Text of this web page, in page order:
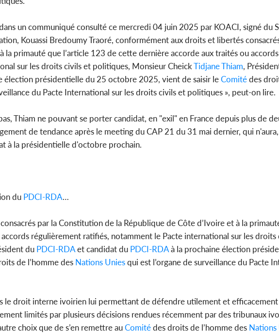
un communiqué consulté ce mercredi 04 juin 2025 par KOACI, signé du
Kouassi Bredoumy Traoré, conformément aux droits et libertés
la primauté que l’article 123 de cette dernière accorde aux traités ou
sur les droits civils et politiques, Monsieur CheickTidjane Thiam,
élection présidentielle du 25 octobre 2025, vient de saisir leComitédes
du Pacte International sur les droits civils et politiques », peut-on lire.
Thiam ne pouvant se porter candidat, en "exil" en France depuis plus de
de tendance après le meeting du CAP 21 du 31 mai dernier, qui
à la présidentielle d'octobre prochain.
du PDCI-RDA…
par la Constitution de la République de Côte d’Ivoire et à la
régulièrement ratifiés, notamment le Pacte international sur les
du PDCI-RDAet candidat du PDCI-RDAà la prochaine élection
de l’homme des Nations Uniesqui est l’organe de surveillance du Pacte
le droit interne ivoirien lui permettant de défendre utilement et
limités par plusieurs décisions rendues récemment par des tribunaux
choix que de s’en remettre auComitédes droits de l’homme des Nations
Mamadou Traoré ex
conseiller de Soro a recou...